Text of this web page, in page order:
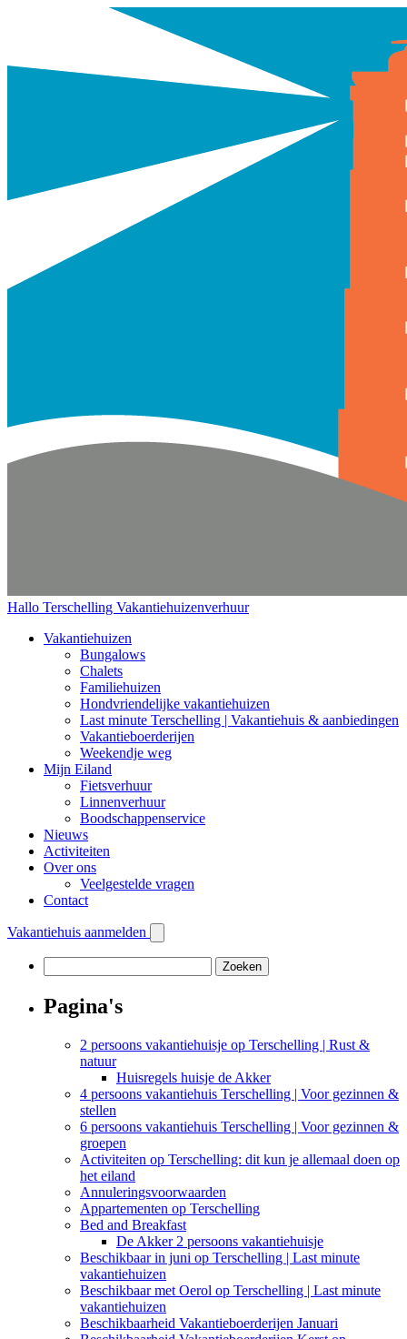
Hallo Terschelling Vakantiehuizenverhuur
Vakantiehuizen
Bungalows
Chalets
Familiehuizen
Hondvriendelijke vakantiehuizen
Last minute Terschelling | Vakantiehuis & aanbiedingen
Vakantieboerderijen
Weekendje weg
Mijn Eiland
Fietsverhuur
Linnenverhuur
Boodschappenservice
Nieuws
Activiteiten
Over ons
Veelgestelde vragen
Contact
Vakantiehuis aanmelden
naar:
Pagina's
2 persoons vakantiehuisje op Terschelling | Rust &
natuur
Huisregels huisje de Akker
4 persoons vakantiehuis Terschelling | Voor gezinnen &
stellen
6 persoons vakantiehuis Terschelling | Voor gezinnen &
groepen
Activiteiten op Terschelling: dit kun je allemaal doen op
het eiland
Annuleringsvoorwaarden
Appartementen op Terschelling
Bed and Breakfast
De Akker 2 persoons vakantiehuisje
Beschikbaar in juni op Terschelling | Last minute
vakantiehuizen
Beschikbaar met Oerol op Terschelling | Last minute
vakantiehuizen
Beschikbaarheid Vakantieboerderijen Januari